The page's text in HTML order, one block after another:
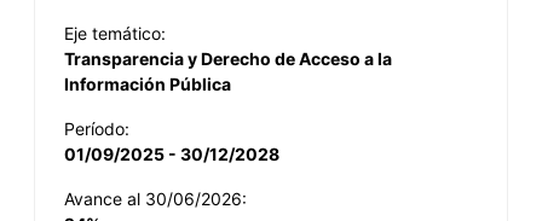
Eje temático:
Transparencia y Derecho de Acceso a la
Información Pública
Período:
01/09/2025 - 30/12/2028
Avance al 30/06/2026: